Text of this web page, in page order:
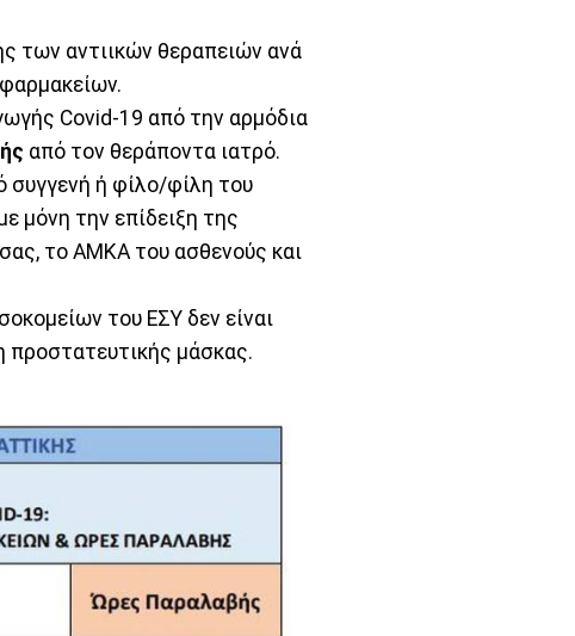
των αντιικών θεραπειών ανά
Covid-19 από την αρμόδια
από τον θεράποντα ιατρό.
συγγενή ή φίλο/φίλη του
μόνη την επίδειξη της
το ΑΜΚΑ του ασθενούς και
του ΕΣΥ δεν είναι
προστατευτικής μάσκας.